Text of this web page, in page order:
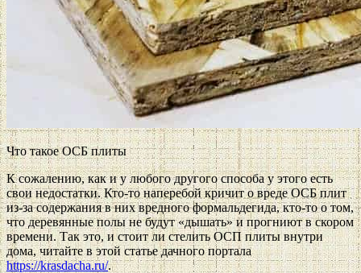
Что такое ОСБ плиты
К сожалению, как и у любого другого способа у этого есть
свои недостатки. Кто-то наперебой кричит о вреде ОСБ плит
из-за содержания в них вредного формальдегида, кто-то о том,
что деревянные полы не будут «дышать» и прогниют в скором
времени. Так это, и стоит ли стелить ОСП плиты внутри
дома, читайте в этой статье дачного портала
https://krasdacha.ru/.